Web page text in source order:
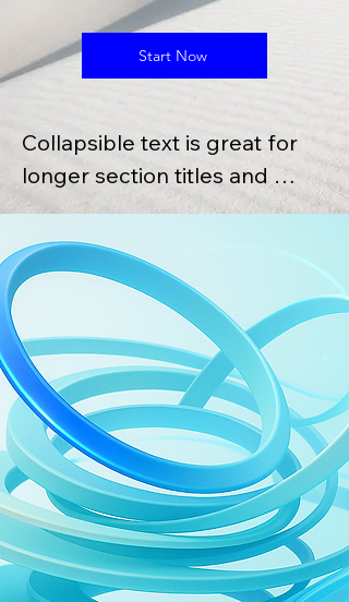
Start Now
Collapsible text is great for
longer section titles and
descriptions. It gives people
access to all the info they
need, while keeping your
layout clean. Link your text to
anything, or set your text box
to expand on click. Write your
text here...